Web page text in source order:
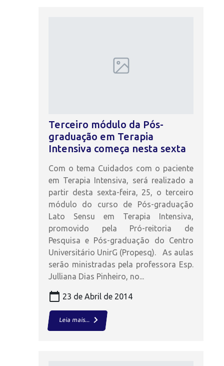
Terceiro módulo da Pós-
graduação em Terapia
Intensiva começa nesta sexta
Com o tema Cuidados com o paciente
em Terapia Intensiva, será realizado a
partir desta sexta-feira, 25, o terceiro
módulo do curso de Pós-graduação
Lato Sensu em Terapia Intensiva,
promovido pela Pró-reitoria de
Pesquisa e Pós-graduação do Centro
Universitário UnirG (Propesq). As aulas
serão ministradas pela professora Esp.
Julliana Dias Pinheiro, no...
calendar_today 23 de Abril de 2014
Leia mais...keyboard_arrow_right